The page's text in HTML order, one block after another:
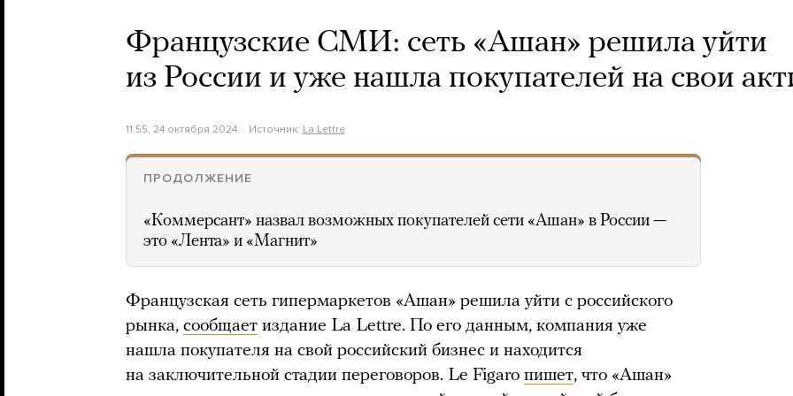
Французские СМИ: сеть «Ашан» решила уйти
из России и уже нашла покупателей на свои
11:55, 24 октября 2024 Источник: La Lettre
ПРОДОЛЖЕНИЕ
«Коммерсант» назвал возможных покупателей сети «Ашан» в России —
это «Лента» и «Магнит»
Французская сеть гипермаркетов «Ашан» решила уйти с российского
рынка, сообщает издание La Lettre. По его данным, компания уже
нашла покупателя на свой российский бизнес и находится
на заключительной стадии переговоров. Le Figaro пишет, что «Ашан»